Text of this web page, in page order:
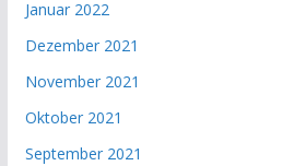
Januar 2022
Dezember 2021
November 2021
Oktober 2021
September 2021